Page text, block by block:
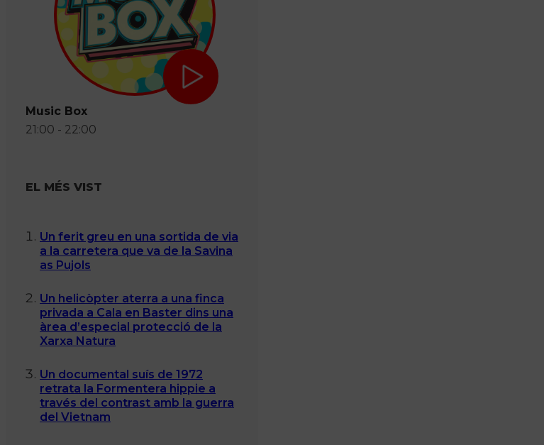
Music Box
21:00 - 22:00
EL MÉS VIST
Un ferit greu en una sortida de via
a la carretera que va de la Savina
as Pujols
Un helicòpter aterra a una finca
privada a Cala en Baster dins una
àrea d’especial protecció de la
Xarxa Natura
Un documental suís de 1972
retrata la Formentera hippie a
través del contrast amb la guerra
del Vietnam